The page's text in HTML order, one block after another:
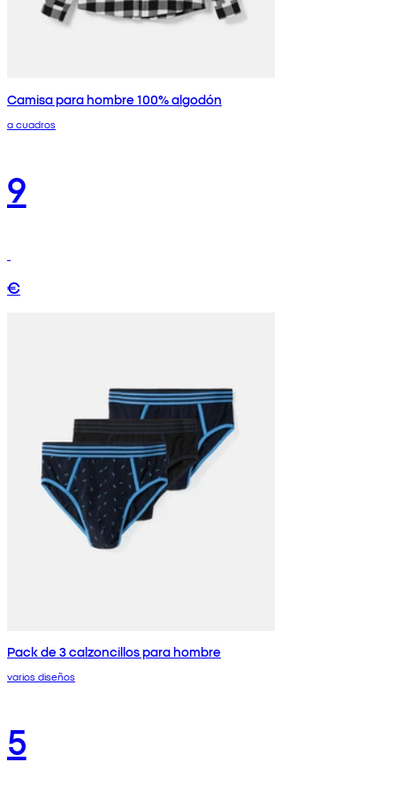
Camisa para hombre 100% algodón
a cuadros
9
€
Pack de 3 calzoncillos para hombre
varios diseños
5